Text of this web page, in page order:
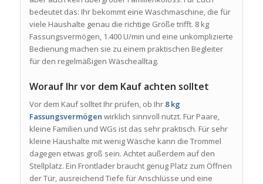
bedeutet das: Ihr bekommt eine Waschmaschine, die für
viele Haushalte genau die richtige Größe trifft. 8 kg
Fassungsvermögen, 1.400 U/min und eine unkomplizierte
Bedienung machen sie zu einem praktischen Begleiter
für den regelmäßigen Wäschealltag.
Worauf Ihr vor dem Kauf achten solltet
Vor dem Kauf solltet Ihr prüfen, ob Ihr 8 kg
Fassungsvermögen wirklich sinnvoll nutzt. Für Paare,
kleine Familien und WGs ist das sehr praktisch. Für sehr
kleine Haushalte mit wenig Wäsche kann die Trommel
dagegen etwas groß sein. Achtet außerdem auf den
Stellplatz. Ein Frontlader braucht genug Platz zum Öffnen
der Tür, ausreichend Tiefe für Anschlüsse und eine